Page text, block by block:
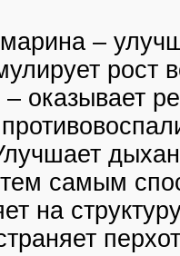
–
рост
– оказывает
самым
на